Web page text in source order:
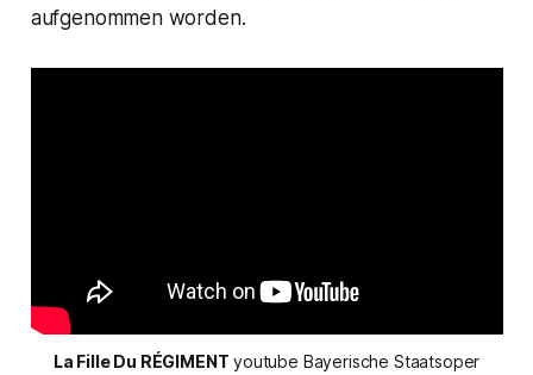
aufgenommen worden.
La Fille Du RÉGIMENT youtube Bayerische Staatsoper